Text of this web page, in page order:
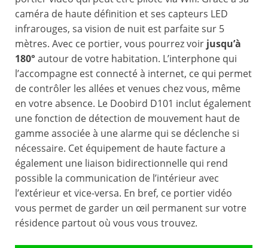
caméra de haute définition et ses capteurs LED
infrarouges, sa vision de nuit est parfaite sur 5
mètres. Avec ce portier, vous pourrez voir jusqu’à
180° autour de votre habitation. L’interphone qui
l’accompagne est connecté à internet, ce qui permet
de contrôler les allées et venues chez vous, même
en votre absence. Le Doobird D101 inclut également
une fonction de détection de mouvement haut de
gamme associée à une alarme qui se déclenche si
nécessaire. Cet équipement de haute facture a
également une liaison bidirectionnelle qui rend
possible la communication de l’intérieur avec
l’extérieur et vice-versa. En bref, ce portier vidéo
vous permet de garder un œil permanent sur votre
résidence partout où vous vous trouvez.